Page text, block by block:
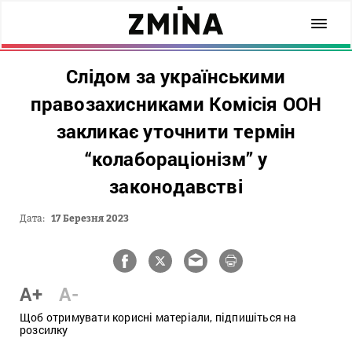
Слідом за українськими
правозахисниками Комісія ООН
закликає уточнити термін
“колабораціонізм” у
законодавстві
Дата: 17 Березня 2023
A+ A-
Щоб отримувати корисні матеріали, підпишіться на
розсилку